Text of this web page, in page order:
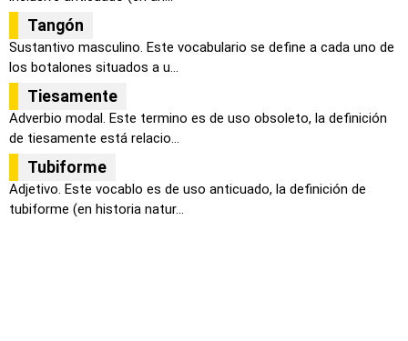
Tangón
Sustantivo masculino. Este vocabulario se define a cada uno de
los botalones situados a u...
Tiesamente
Adverbio modal. Este termino es de uso obsoleto, la definición
de tiesamente está relacio...
Tubiforme
Adjetivo. Este vocablo es de uso anticuado, la definición de
tubiforme (en historia natur...